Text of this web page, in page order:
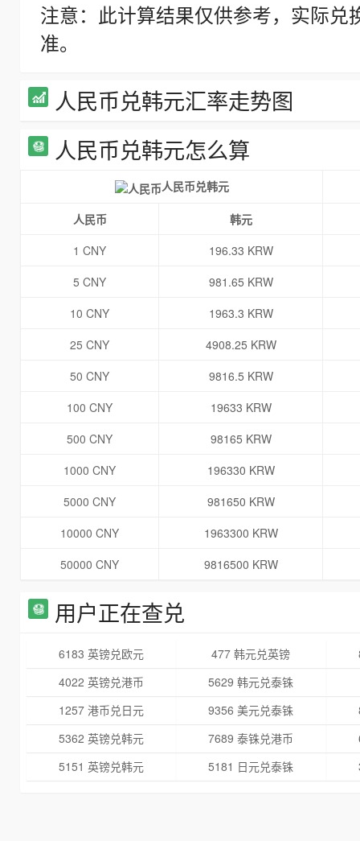
注意：此计算结果仅供参考，实际
准。
人民币兑韩元汇率走势图
人民币兑韩元怎么算
人民币兑韩元
人民币
韩元
1 CNY
196.33 KRW
5 CNY
981.65 KRW
10 CNY
1963.3 KRW
25 CNY
4908.25 KRW
50 CNY
9816.5 KRW
100 CNY
19633 KRW
500 CNY
98165 KRW
1000 CNY
196330 KRW
5000 CNY
981650 KRW
10000 CNY
1963300 KRW
50000 CNY
9816500 KRW
用户正在查兑
6183 英镑兑欧元 477 韩元兑英镑
4022 英镑兑港币
5629 韩元兑泰铢
1257 港币兑日元
9356 美元兑泰铢
5362 英镑兑韩元
7689 泰铢兑港币
5151 英镑兑韩元
5181 日元兑泰铢